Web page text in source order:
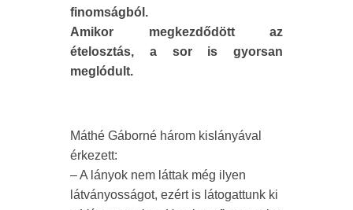
finomságból.
Amikor megkezdődött az
ételosztás, a sor is gyorsan
meglódult.
Máthé Gáborné három kislányával
érkezett:
– A lányok nem láttak még ilyen
látványosságot, ezért is látogattunk ki